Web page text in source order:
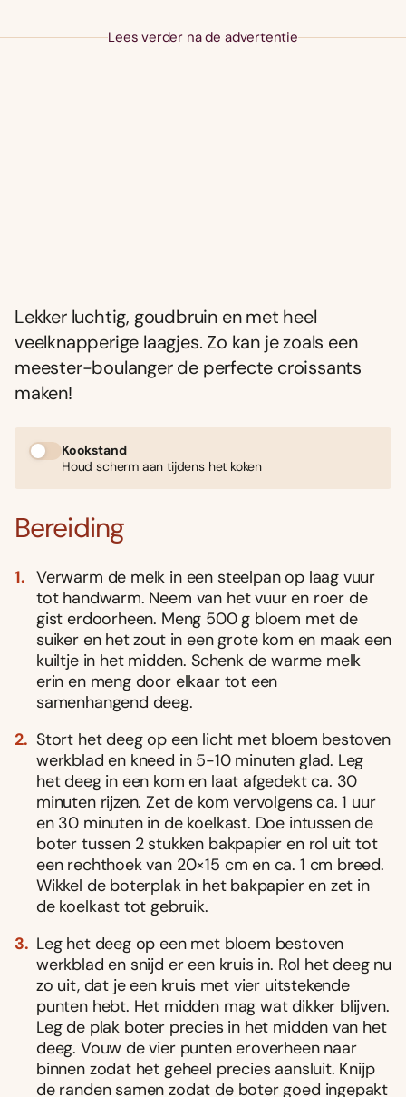
Lees verder na de advertentie
Lekker luchtig, goudbruin en met heel
veelknapperige laagjes. Zo kan je zoals een
meester-boulanger de perfecte croissants
maken!
Kookstand
Houd scherm aan tijdens het koken
Bereiding
Verwarm de melk in een steelpan op laag vuur
tot handwarm. Neem van het vuur en roer de
gist erdoorheen. Meng 500 g bloem met de
suiker en het zout in een grote kom en maak een
kuiltje in het midden. Schenk de warme melk
erin en meng door elkaar tot een
samenhangend deeg.
Stort het deeg op een licht met bloem bestoven
werkblad en kneed in 5-10 minuten glad. Leg
het deeg in een kom en laat afgedekt ca. 30
minuten rijzen. Zet de kom vervolgens ca. 1 uur
en 30 minuten in de koelkast. Doe intussen de
boter tussen 2 stukken bakpapier en rol uit tot
een rechthoek van 20×15 cm en ca. 1 cm breed.
Wikkel de boterplak in het bakpapier en zet in
de koelkast tot gebruik.
Leg het deeg op een met bloem bestoven
werkblad en snijd er een kruis in. Rol het deeg nu
zo uit, dat je een kruis met vier uitstekende
punten hebt. Het midden mag wat dikker blijven.
Leg de plak boter precies in het midden van het
deeg. Vouw de vier punten eroverheen naar
binnen zodat het geheel precies aansluit. Knijp
de randen samen zodat de boter goed ingepakt